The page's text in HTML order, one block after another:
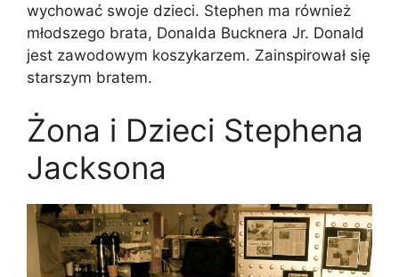
wychować swoje dzieci. Stephen ma również
młodszego brata, Donalda Bucknera Jr. Donald
jest zawodowym koszykarzem. Zainspirował się
starszym bratem.
Żona i Dzieci Stephena
Jacksona